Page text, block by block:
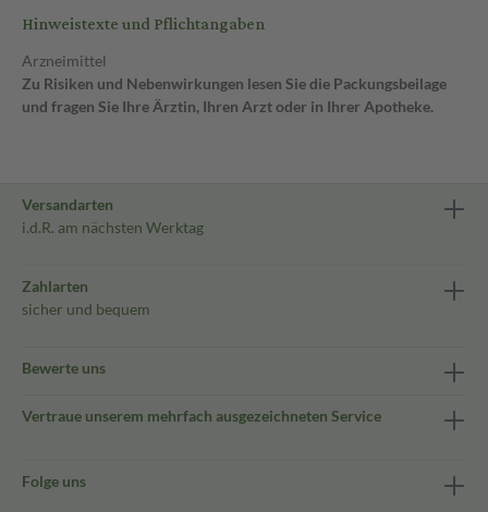
Hinweistexte und Pflichtangaben
Arzneimittel
Zu Risiken und Nebenwirkungen lesen Sie die Packungsbeilage
und fragen Sie Ihre Ärztin, Ihren Arzt oder in Ihrer Apotheke.
Versandarten
i.d.R. am nächsten Werktag
Zahlarten
sicher und bequem
Bewerte uns
Vertraue unserem mehrfach ausgezeichneten Service
Folge uns